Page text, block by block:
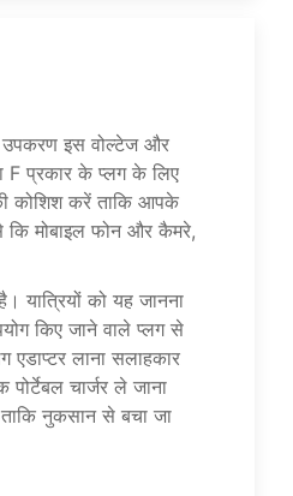
उपकरण इस वोल्टेज और
F प्रकार के प्लग के लिए
कोशिश करें ताकि आपके
मोबाइल फोन और कैमरे,
यात्रियों को यह जानना
किए जाने वाले प्लग से
लाना सलाहकार
चार्जर ले जाना
नुकसान से बचा जा